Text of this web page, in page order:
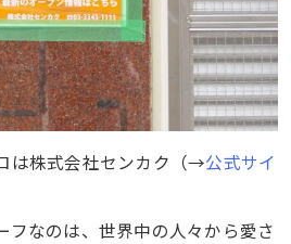
は株式会社センカク（→公式サイ
フなのは、世界中の人々から愛さ